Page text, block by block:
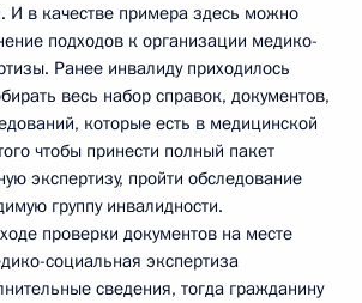
И в качестве примера здесь можно
подходов к организации медико-
Ранее инвалиду приходилось
весь набор справок, документов,
которые есть в медицинской
чтобы принести полный пакет
экспертизу, пройти обследование
группу инвалидности.
проверки документов на месте
социальная экспертиза
сведения, тогда гражданину